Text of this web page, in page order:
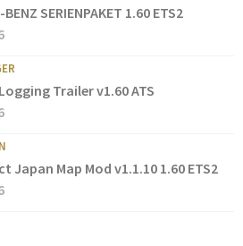
BENZ SERIENPAKET 1.60 ETS2
Trailer v1.60 ATS
Japan Map Mod v1.1.10 1.60 ETS2